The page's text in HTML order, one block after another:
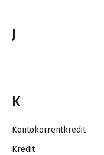
J
K
Kontokorrentkredit
Kredit